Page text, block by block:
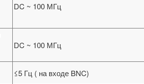
DC ~ 100 МГц
DC ~ 100 МГц
≤5 Гц ( на входе BNC)